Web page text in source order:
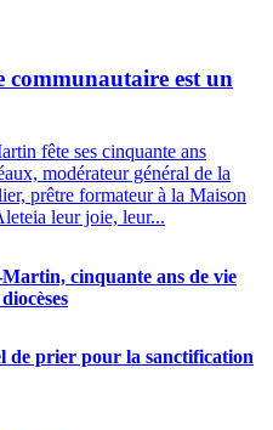
est un
fête ses cinquante ans
modérateur général de la
prêtre formateur à la Maison
leur joie, leur...
cinquante ans de vie
de prier pour la sanctification